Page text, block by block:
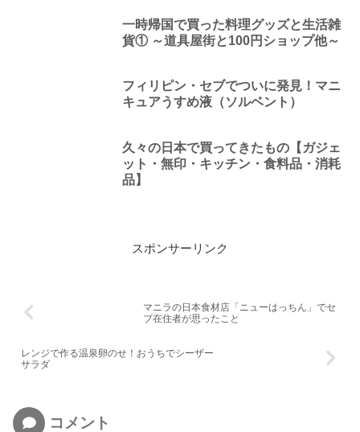
一時帰国で買った料理グッズと生活雑
貨① ～道具屋街と100円ショップ他～
フィリピン・セブでついに発見！マニ
キュアうすめ液（ソルベント）
久々の日本で買ってきたもの【ガジェ
ット・無印・キッチン・食料品・消耗
品】
スポンサーリンク
マニラの日本食材店「ニューはっちん」でセ
ブ在住者が思ったこと
レンジで作る温泉卵のせ！おうちでシーザー
サラダ
コメント